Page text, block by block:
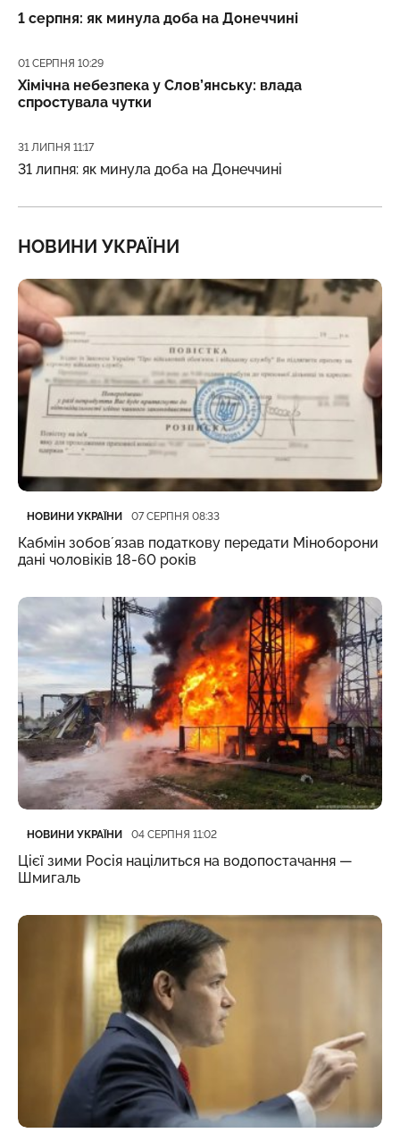
1 серпня: як минула доба на Донеччині
Дата публікації
01 СЕРПНЯ 10:29
Хімічна небезпека у Слов’янську: влада
спростувала чутки
Дата публікації
31 ЛИПНЯ 11:17
31 липня: як минула доба на Донеччині
НОВИНИ УКРАЇНИ
Категорія
НОВИНИ УКРАЇНИ
Дата публікації 07 СЕРПНЯ 08:33
Кабмін зобовʼязав податкову передати Міноборони
дані чоловіків 18-60 років
Категорія
НОВИНИ УКРАЇНИ
Дата публікації 04 СЕРПНЯ 11:02
Цієї зими Росія націлиться на водопостачання —
Шмигаль